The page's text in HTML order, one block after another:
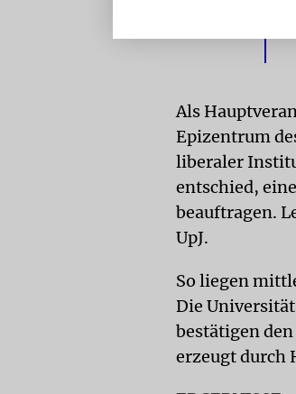
Als
Epizentrum
liberaler
entschied,
beauftragen.
UpJ.
So liegen
Die
bestätigen
erzeugt durch